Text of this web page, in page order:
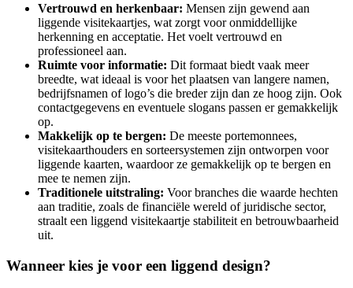
Vertrouwd en herkenbaar: Mensen zijn gewend aan
liggende visitekaartjes, wat zorgt voor onmiddellijke
herkenning en acceptatie. Het voelt vertrouwd en
professioneel aan.
Ruimte voor informatie: Dit formaat biedt vaak meer
breedte, wat ideaal is voor het plaatsen van langere namen,
bedrijfsnamen of logo’s die breder zijn dan ze hoog zijn. Ook
contactgegevens en eventuele slogans passen er gemakkelijk
op.
Makkelijk op te bergen: De meeste portemonnees,
visitekaarthouders en sorteersystemen zijn ontworpen voor
liggende kaarten, waardoor ze gemakkelijk op te bergen en
mee te nemen zijn.
Traditionele uitstraling: Voor branches die waarde hechten
aan traditie, zoals de financiële wereld of juridische sector,
straalt een liggend visitekaartje stabiliteit en betrouwbaarheid
uit.
Wanneer kies je voor een liggend design?